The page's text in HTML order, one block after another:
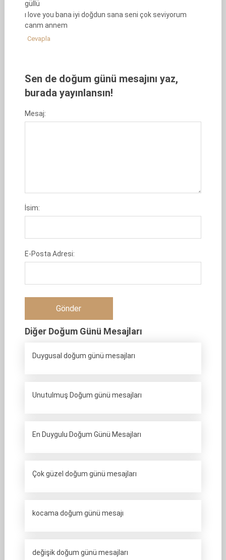
güllü
ı love you bana iyi doğdun sana seni çok seviyorum
canm annem
Cevapla
Sen de doğum günü mesajını yaz,
burada yayınlansın!
Mesaj:
İsim:
E-Posta Adresi:
Diğer Doğum Günü Mesajları
Duygusal doğum günü mesajları
Unutulmuş Doğum günü mesajları
En Duygulu Doğum Günü Mesajları
Çok güzel doğum günü mesajları
kocama doğum günü mesajı
değişik doğum günü mesajları